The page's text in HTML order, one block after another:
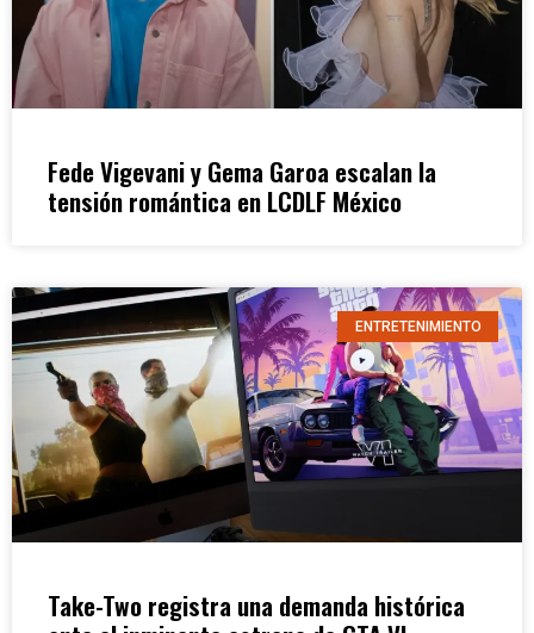
Fede Vigevani y Gema Garoa escalan la
tensión romántica en LCDLF México
ENTRETENIMIENTO
Take-Two registra una demanda histórica